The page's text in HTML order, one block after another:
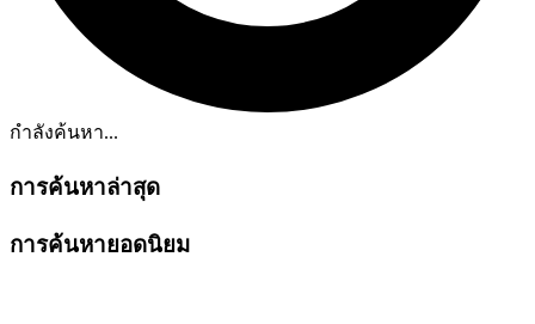
กำลังค้นหา...
การค้นหาล่าสุด
การค้นหายอดนิยม